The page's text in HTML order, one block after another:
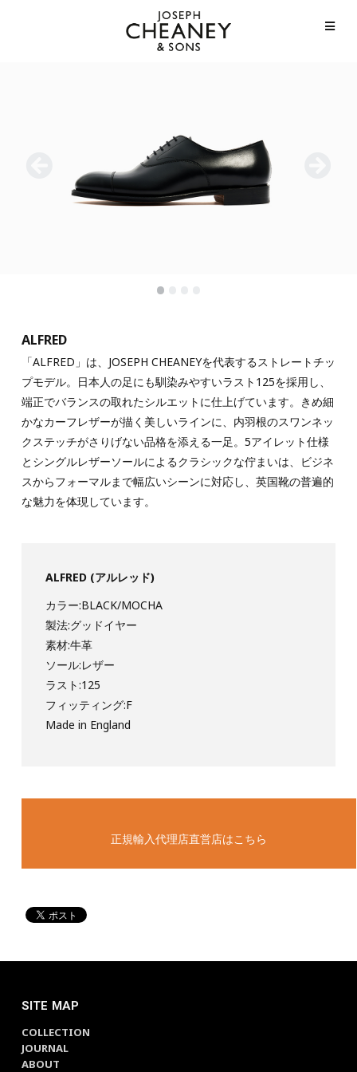
•
ALFRED
「ALFRED」は、JOSEPH CHEANEYを代表するストレートチッ
プモデル。日本人の足にも馴染みやすいラスト125を採用し、
端正でバランスの取れたシルエットに仕上げています。きめ細
かなカーフレザーが描く美しいラインに、内羽根のスワンネッ
クステッチがさりげない品格を添える一足。5アイレット仕様
とシングルレザーソールによるクラシックな佇まいは、ビジネ
スからフォーマルまで幅広いシーンに対応し、英国靴の普遍的
な魅力を体現しています。
ALFRED (アルレッド)
カラー:BLACK/MOCHA
製法:グッドイヤー
素材:牛革
ソール:レザー
ラスト:125
フィッティング:F
Made in England
正規輸入代理店直営店はこちら
SITE MAP
COLLECTION
JOURNAL
ABOUT